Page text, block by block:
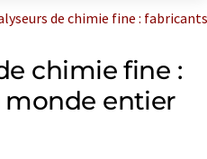
de chimie fine :
chimie fine :
entier